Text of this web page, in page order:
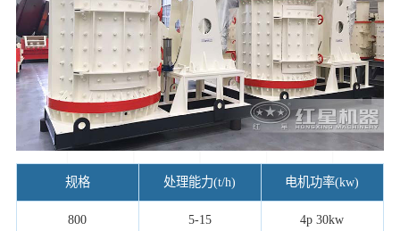
规格 处理能力(t/h) 电机功率(kw)
800 5-15 4p 30kw